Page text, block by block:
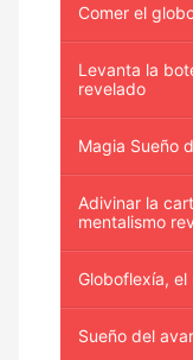
Comer el
Levanta la
revelado
Magia Sueño
Adivinar la
mentalismo
Globoflexía,
Sueño del